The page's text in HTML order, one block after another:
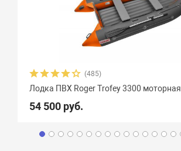
(485)
Лодка ПВХ Roger Trofey 3300 моторная
54 500 руб.